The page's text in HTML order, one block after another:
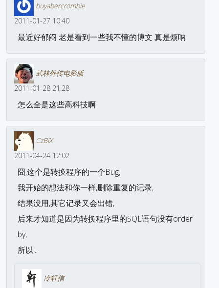
buyabercrombie
2011-01-27 10:40
最近好郁闷 老是看到一些我不懂的博文 真是烦呐
武林外传电影版
2011-01-28 21:28
怎么全是这些高科技啊
CzBiX
2011-04-24 12:02
囧,这个是转换程序的一个Bug,
我开始的想法和你一样,删除重复的记录,
结果没用,其它记录又会出错,
后来才知道是因为转换程序里的SQL语句没有order
by,
所以...
冷轩信